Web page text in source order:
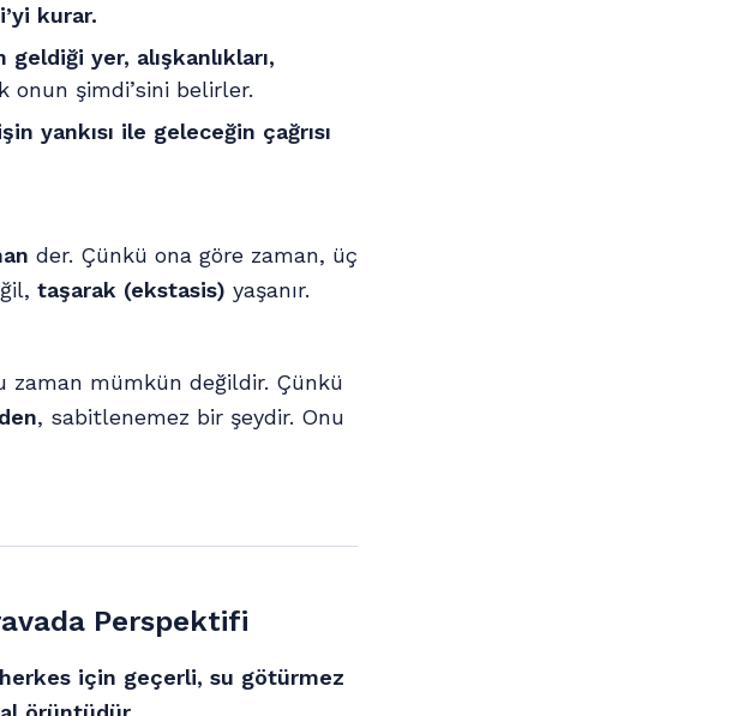
kurar.
geldiği yer, alışkanlıkları,
onun şimdi’sini belirler.
yankısı ile geleceğin çağrısı
der. Çünkü ona göre zaman, üç
taşarak (ekstasis) yaşanır.
zaman mümkün değildir. Çünkü
, sabitlenemez bir şeydir. Onu
Perspektifi
için geçerli, su götürmez